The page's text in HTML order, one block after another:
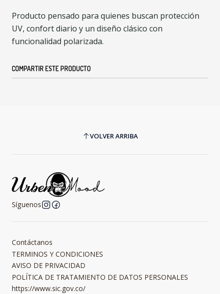
Producto pensado para quienes buscan protección
UV, confort diario y un diseño clásico con
funcionalidad polarizada.
COMPARTIR ESTE PRODUCTO
VOLVER ARRIBA
Síguenos
Contáctanos
TERMINOS Y CONDICIONES
AVISO DE PRIVACIDAD
POLÍTICA DE TRATAMIENTO DE DATOS PERSONALES
https://www.sic.gov.co/